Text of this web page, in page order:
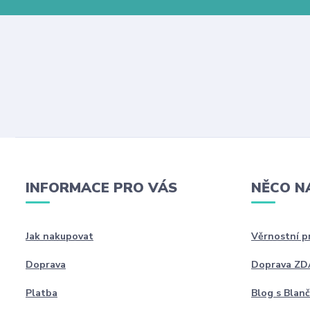
INFORMACE PRO VÁS
Jak nakupovat
Doprava
Platba
NĚCO
Věrnostní
Doprava
Blog s